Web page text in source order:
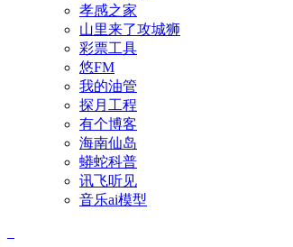
孝感之家
山里来了攻城狮
彩票工具
悠FM
我的油管
探月工程
有个博客
海南仙岛
蟒蛇科普
讯飞听见
音乐ai模型